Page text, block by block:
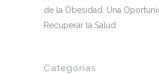
de la Obesidad: Una
Recuperar la Salud
Categorías